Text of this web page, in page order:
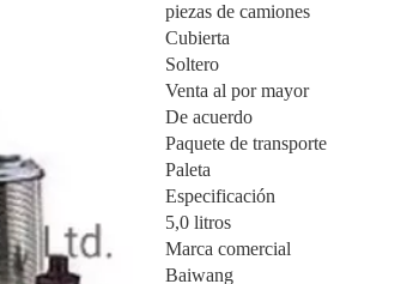
piezas de camiones
Cubierta
Soltero
Venta al por mayor
De acuerdo
Paquete de transporte
Paleta
Especificación
5,0 litros
Marca comercial
Baiwang